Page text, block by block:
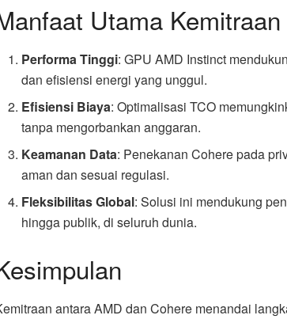
Utama
Performa Tinggi: GPU AMD Instinct
dan efisiensi energi yang unggul.
Efisiensi Biaya: Optimalisasi TCO
tanpa mengorbankan anggaran.
Keamanan Data: Penekanan Cohere pada
aman dan sesuai regulasi.
Fleksibilitas Global: Solusi ini mendukung
hingga publik, di seluruh dunia.
antara AMD dan Cohere menandai